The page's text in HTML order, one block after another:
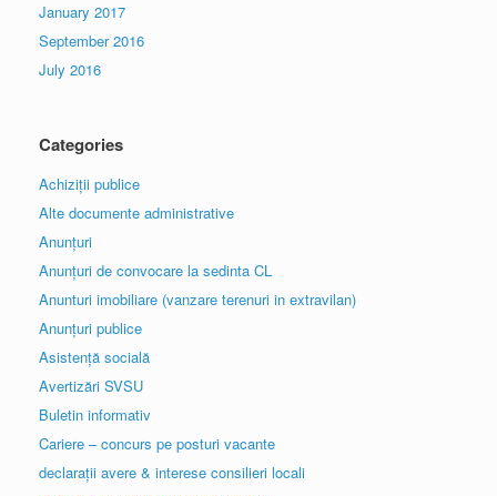
January 2017
September 2016
July 2016
Categories
Achiziții publice
Alte documente administrative
Anunțuri
Anunțuri de convocare la sedinta CL
Anunturi imobiliare (vanzare terenuri in extravilan)
Anunțuri publice
Asistență socială
Avertizări SVSU
Buletin informativ
Cariere – concurs pe posturi vacante
declarații avere & interese consilieri locali